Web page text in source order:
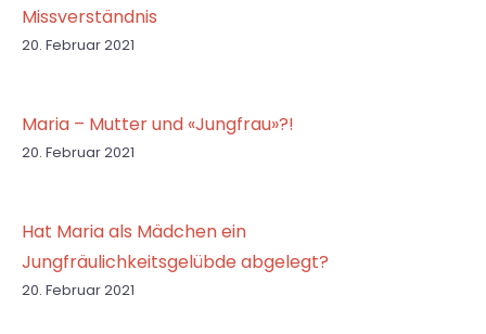
Missverständnis
20. Februar 2021
Maria – Mutter und «Jungfrau»?!
20. Februar 2021
Hat Maria als Mädchen ein
Jungfräulichkeitsgelübde abgelegt?
20. Februar 2021